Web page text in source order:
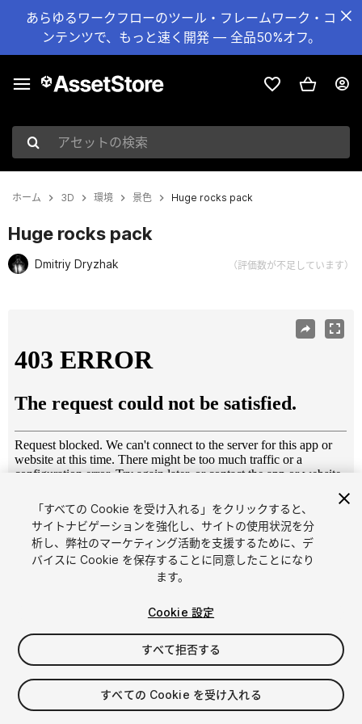
あらゆるワークフローのツール・フレームワーク・コ
ンテンツで、もっと速く開発 — 全品50%オフ。
アセットの検索
ホーム 3D 環境 景色 Huge rocks pack
Huge rocks pack
Dmitriy Dryzhak （評価数が不足しています）
1 /8
$20
消費税は決済時に計算されます
「すべての Cookie を受け入れる」をクリックすると、
サイトナビゲーションを強化し、サイトの使用状況を分
析し、弊社のマーケティング活動を支援するために、デ
バイスに Cookie を保存することに同意したことになり
ます。
Cookie 設定
すべて拒否する
すべての Cookie を受け入れる